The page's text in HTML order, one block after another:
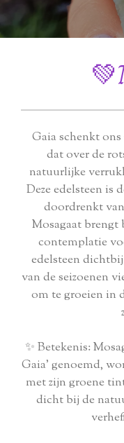
Gaia schenkt
dat over de
natuurlijke
Deze edelsteen is
doordrenkt
Mosagaat brengt
contemplatie
edelsteen
van de seizoenen
om te groeien in
✨ Betekenis:
Gaia' genoemd,
met zijn groene
dicht bij de